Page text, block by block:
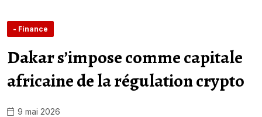
- Finance
Dakar s’impose comme capitale
africaine de la régulation crypto
9 mai 2026